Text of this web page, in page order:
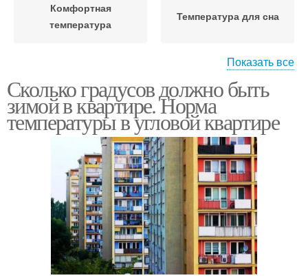
Комфортная
температура
Температура для сна
Влажности в квартире
Оптимальная
температура
Температура для
человека
Стен в угловой
квартире
Стен в квартире
Допустимая
температура
Показать все
Сколько градусов должно быть
зимой в квартире. Норма
температуры в угловой квартире